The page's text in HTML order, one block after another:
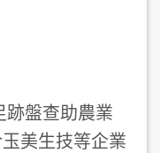
跡盤查助農業
美生技等企業